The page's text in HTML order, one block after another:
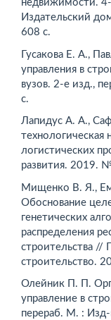
недвижимости.
Издательский
608 с.
Гусакова Е. А.,
управления в
вузов. 2-е изд.,
с.
Лапидус А. А.,
технологическая
логистических
развития. 2019.
Мищенко В. Я.,
Обоснование
генетических
распределения
строительства //
строительство.
Олейник П. П.
управление в
перераб. М. :